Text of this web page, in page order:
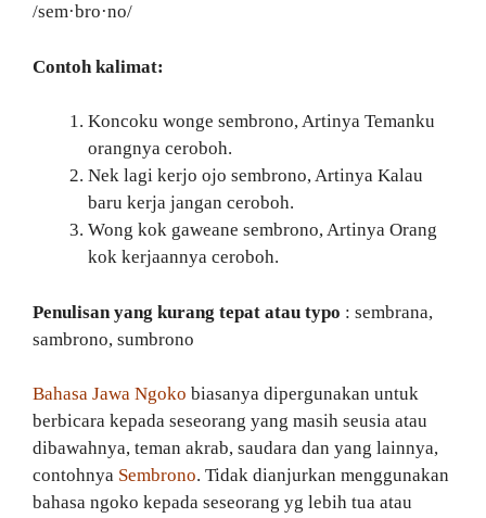
/sem·bro·no/
Contoh kalimat:
Koncoku wonge sembrono, Artinya Temanku
orangnya ceroboh.
Nek lagi kerjo ojo sembrono, Artinya Kalau
baru kerja jangan ceroboh.
Wong kok gaweane sembrono, Artinya Orang
kok kerjaannya ceroboh.
Penulisan yang kurang tepat atau typo : sembrana,
sambrono, sumbrono
Bahasa Jawa Ngoko biasanya dipergunakan untuk
berbicara kepada seseorang yang masih seusia atau
dibawahnya, teman akrab, saudara dan yang lainnya,
contohnya Sembrono. Tidak dianjurkan menggunakan
bahasa ngoko kepada seseorang yg lebih tua atau